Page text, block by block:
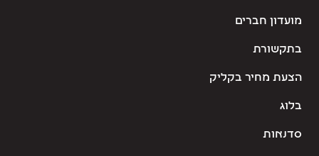
מועדון חברים
בתקשורת
הצעת מחיר בקליק
בלוג
סדנאות